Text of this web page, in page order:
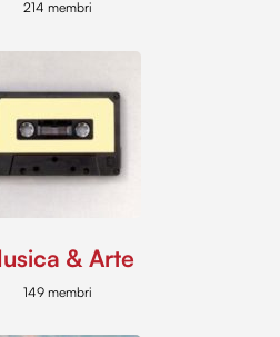
214 membri
& Arte
149 membri